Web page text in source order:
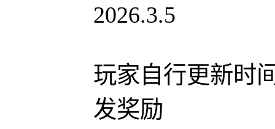
2026.3.5
玩家自行更新时
发奖励